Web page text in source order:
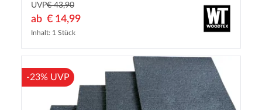
UVP€ 43,90
ab € 14,99
Inhalt: 1 Stück
-23% UVP